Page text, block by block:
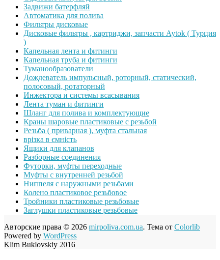
Задвижи батерфляй
Автоматика для полива
Фильтры дисковые
Дисковые фильтры , картриджи, запчасти Aytok ( Турция
)
Капельная лента и фитинги
Капельная труба и фитинги
Туманообразователи
Дождеватель импульсный, роторный, статический,
полосовый, ротаторный
Инжектора и системы всасывания
Лента туман и фитинги
Шланг для полива и комплектующие
Краны шаровые пластиковые с резьбой
Резьба ( приварная ), муфта стальная
врізка в ємність
Ящики для клапанов
Разборные соединения
Футорки, муфты переходные
Муфты с внутренней резьбой
Ниппеля с наружными резьбами
Колено пластиковое резьбовое
Тройники пластиковые резьбовые
Заглушки пластиковые резьбовые
Авторские права © 2026 mirpoliva.com.ua. Тема от Colorlib
Powered by WordPress
Klim Buklovskiy 2016